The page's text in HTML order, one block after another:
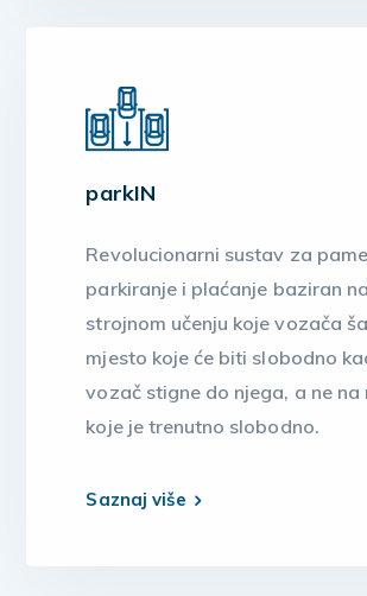
parkIN
Revolucionarni sustav za
parkiranje i plaćanje baziran na
strojnom učenju koje vozača
mjesto koje će biti slobodno
vozač stigne do njega, a ne na
koje je trenutno slobodno.
Saznaj više